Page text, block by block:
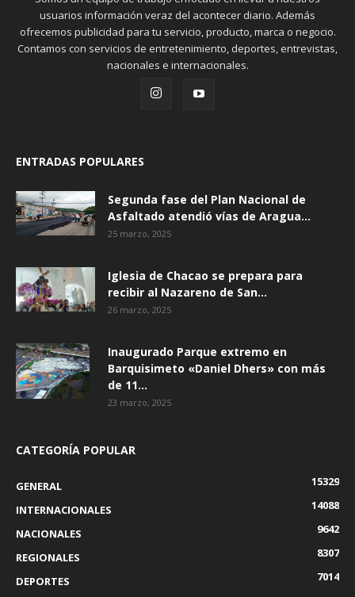
usuarios información veraz del acontecer diario. Además
ofrecemos publicidad para tu servicio, producto, marca o negocio.
Contamos con servicios de entretenimiento, deportes, entrevistas,
nacionales e internacionales.
ENTRADAS POPULARES
Segunda fase del Plan Nacional de
Asfaltado atendió vías de Aragua...
25 marzo, 2025
Iglesia de Chacao se prepara para
recibir al Nazareno de San...
26 marzo, 2025
Inaugurado Parque extremo en
Barquisimeto «Daniel Dhers» con más
de 11...
23 marzo, 2025
CATEGORÍA POPULAR
GENERAL
15329
INTERNACIONALES
14088
NACIONALES
9642
REGIONALES
8307
DEPORTES
7014